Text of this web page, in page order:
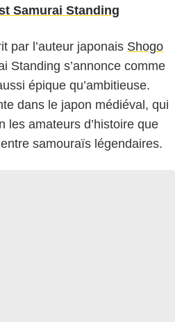
Samurai Standing
par l’auteur japonais Shogo
Standing s’annonce comme
épique qu’ambitieuse.
dans le japon médiéval, qui
les amateurs d’histoire que
samouraïs légendaires.